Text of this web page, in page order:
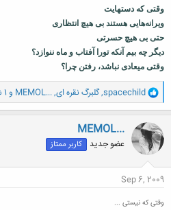
وقتی که دستهایت
ویرانه‌هایی هستند بی هیچ انتظاری
حتی بی هیچ حسرتی
دیگر چه بیم آنکه تورا آفتاب و ماه ننوازد؟
وقتی میعادی نباشد، رفتن چرا؟
و
ا
ک
ن
ش
ه
ا
spacechild
,گلبرگ نقره ای,
MEMOL... و 1 شخص دیگر
MEMOL...
عضو جدید کاربر ممتاز
Sep 6, 2009
وقتی که نیستی ...